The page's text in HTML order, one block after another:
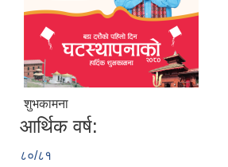
शुभकामना
आर्थिक वर्ष:
८०/८१